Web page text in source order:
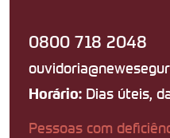
0800 718 2048
Horário: Dias úteis,
Pessoas com